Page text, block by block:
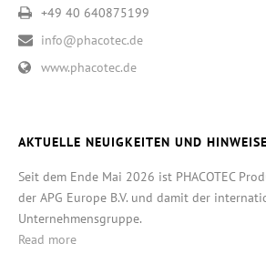
+49 40 640875199
info@phacotec.de
www.phacotec.de
AKTUELLE NEUIGKEITEN UND HINWEISE
Seit dem Ende Mai 2026 ist PHACOTEC
der APG Europe B.V. und damit der
Unternehmensgruppe.
Read more